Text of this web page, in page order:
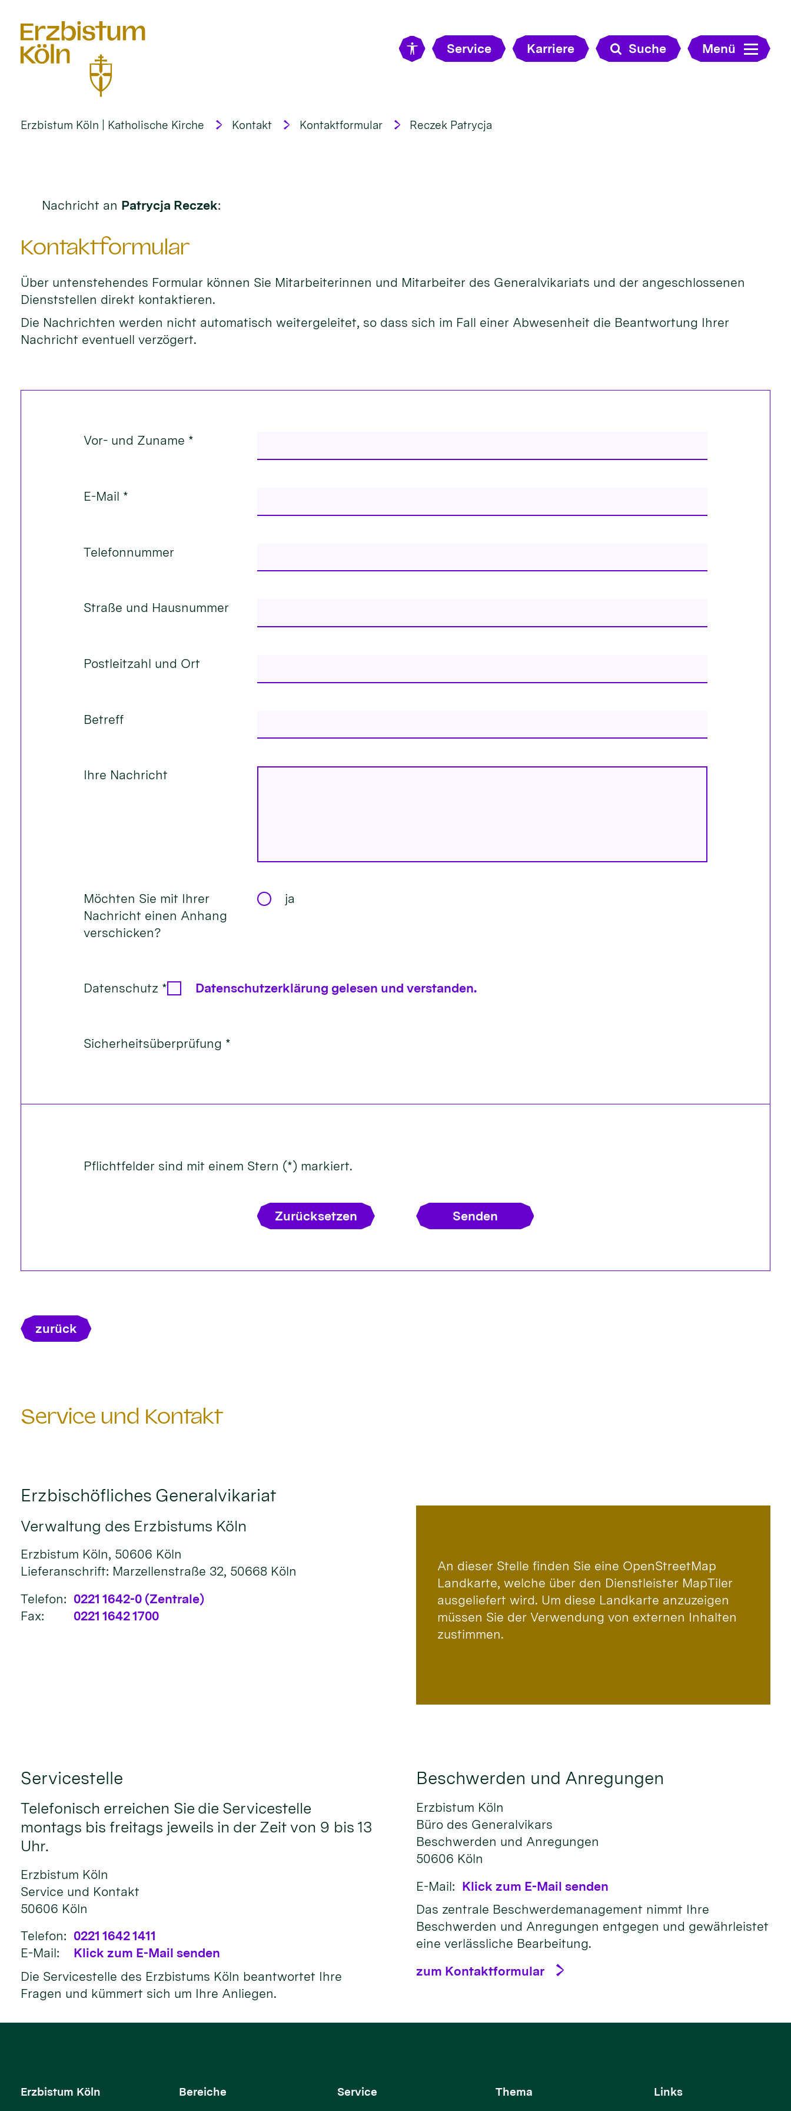
Service Karriere Suche Menü
Erzbistum Köln | Katholische Kirche Kontakt Kontaktformular Reczek Patrycja
Nachricht an Patrycja Reczek:
Kontaktformular
Über untenstehendes Formular können Sie Mitarbeiterinnen und Mitarbeiter des Generalvikariats und der angeschlossenen
Dienststellen direkt kontaktieren.
Die Nachrichten werden nicht automatisch weitergeleitet, so dass sich im Fall einer Abwesenheit die Beantwortung Ihrer
Nachricht eventuell verzögert.
Vor- und Zuname *
E-Mail *
Telefonnummer
Straße und Hausnummer
Postleitzahl und Ort
Betreff
Ihre Nachricht
Möchten Sie mit Ihrer
Nachricht einen Anhang
verschicken?
ja
Datenschutz * Datenschutzerklärung gelesen und verstanden.
Sicherheitsüberprüfung *
Pflichtfelder sind mit einem Stern (*) markiert.
Zurücksetzen
zurück
Service und Kontakt
Erzbischöfliches Generalvikariat
Verwaltung des Erzbistums Köln
Erzbistum Köln, 50606 Köln
Lieferanschrift: Marzellenstraße 32, 50668 Köln
Telefon: 0221 1642-0 (Zentrale)
Fax:
0221 1642 1700
An dieser Stelle finden Sie eine OpenStreetMap
Landkarte, welche über den Dienstleister MapTiler
ausgeliefert wird. Um diese Landkarte anzuzeigen
müssen Sie der Verwendung von externen Inhalten
zustimmen.
Servicestelle
Telefonisch erreichen Sie die Servicestelle
montags bis freitags jeweils in der Zeit von 9 bis 13
Uhr.
Erzbistum Köln
Service und Kontakt
50606 Köln
Telefon: 0221 1642 1411
E-Mail:
Klick zum E-Mail senden
Die Servicestelle des Erzbistums Köln beantwortet Ihre
Fragen und kümmert sich um Ihre Anliegen.
Beschwerden und Anregungen
Erzbistum Köln
Büro des Generalvikars
Beschwerden und Anregungen
50606 Köln
E-Mail: Klick zum E-Mail senden
Das zentrale Beschwerdemanagement nimmt Ihre
Beschwerden und Anregungen entgegen und gewährleistet
eine verlässliche Bearbeitung.
zum Kontaktformular
Erzbistum Köln Bereiche Service Thema Links